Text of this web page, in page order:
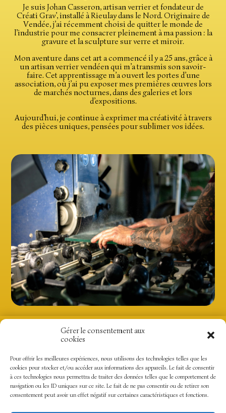
Gérer le consentement aux
cookies
Pour offrir les meilleures expériences, nous utilisons des technologies telles que les
cookies pour stocker et/ou accéder aux informations des appareils. Le fait de consentir
à ces technologies nous permettra de traiter des données telles que le comportement de
navigation ou les ID uniques sur ce site. Le fait de ne pas consentir ou de retirer son
consentement peut avoir un effet négatif sur certaines caractéristiques et fonctions.
Je suis Johan Casseron, artisan verrier et fondateur de
Créati Grav’, installé à Rieulay dans le Nord. Originaire de
Vendée, j’ai récemment choisi de quitter le monde de
l’industrie pour me consacrer pleinement à ma passion : la
gravure et la sculpture sur verre et miroir.
Mon aventure dans cet art a commencé il y a 25 ans, grâce à
un artisan verrier vendéen qui m’a transmis son savoir-
faire. Cet apprentissage m’a ouvert les portes d’une
association, où j’ai pu exposer mes premières œuvres lors
de marchés nocturnes, dans des galeries et lors
d’expositions.
Aujourd’hui, je continue à exprimer ma créativité à travers
des pièces uniques, pensées pour sublimer vos idées.
Créati-Grav’
06.30.59.12.23
creatigrav@gmail.com